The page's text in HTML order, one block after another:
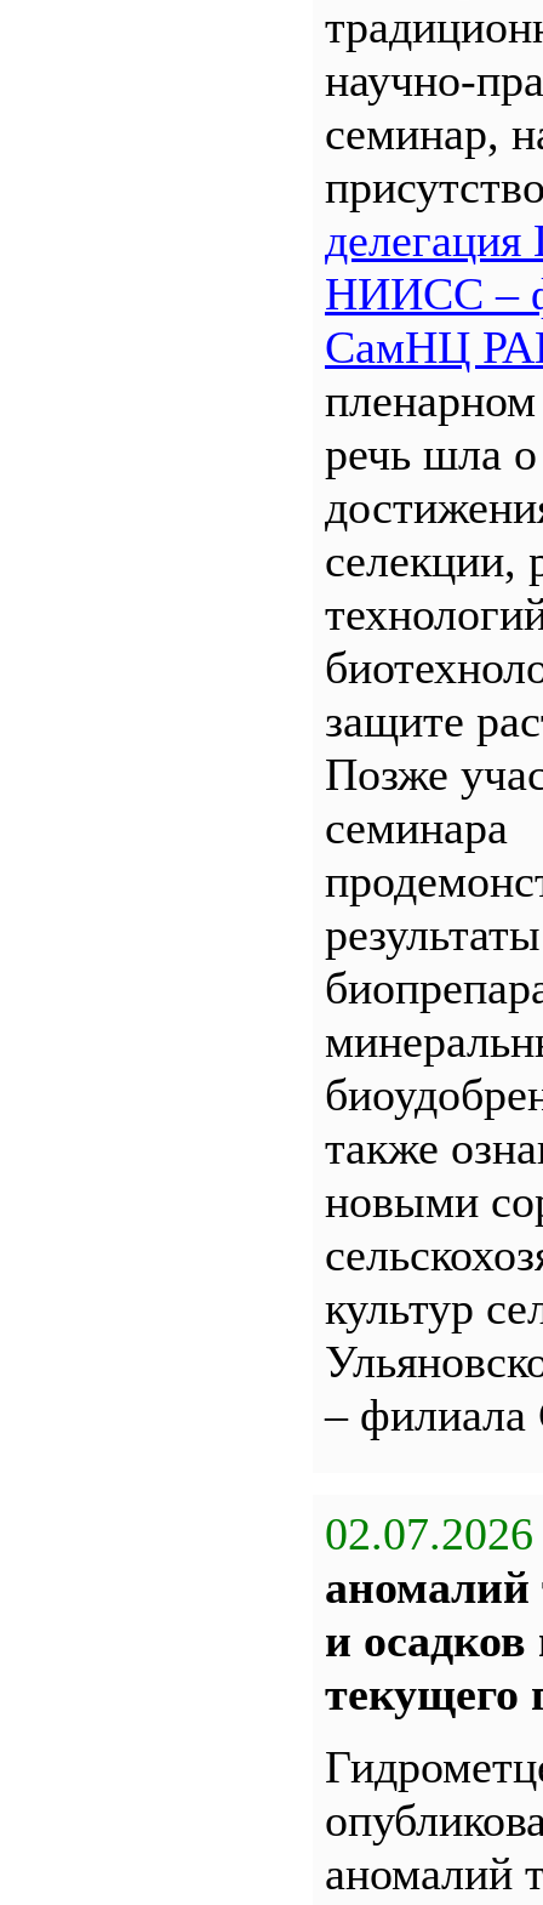
научно-
семинар,
НИИСС –
СамНЦ
пленарном
речь шла
селекции,
защите
Позже
семинара
также
новыми
культур
–
02.07.2026
аномалий
и
текущего
аномалий